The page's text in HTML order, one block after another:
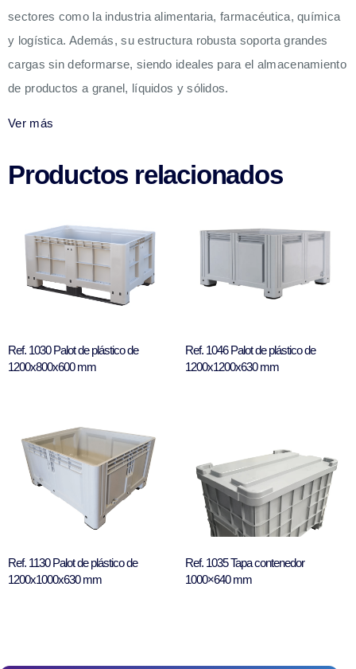
sectores como la industria alimentaria, farmacéutica, química
y logística. Además, su estructura robusta soporta grandes
cargas sin deformarse, siendo ideales para el almacenamiento
de productos a granel, líquidos y sólidos.
Ver más
Productos relacionados
Ref. 1030 Palot de plástico de
1200x800x600 mm
Ref. 1046 Palot de plástico de
1200x1200x630 mm
Ref. 1130 Palot de plástico de
1200x1000x630 mm
Ref. 1035 Tapa contenedor
1000×640 mm